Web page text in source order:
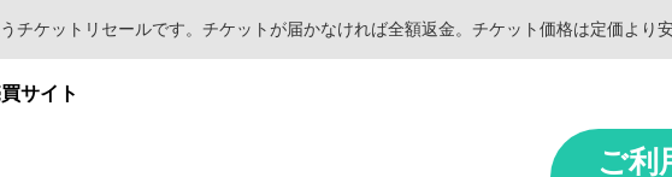
ケットリセールです。チケットが届かなければ全額返金。チケット価格は定価より
サイト
ご利